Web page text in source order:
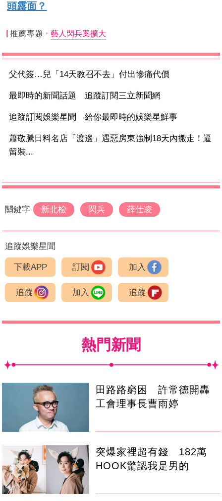
頭露面？
推薦專題 藝人閃兵案擴大
父代簽…兒「14天教召不去」付出慘痛代價
最即時的新聞話題 追蹤訂閱三立新聞網
追蹤訂閱娛樂星聞 給你最即時的娛樂星鮮事
蕭敬騰日料名店「渡邉」遇惡房東強制18天內搬走！逼
留裝...
關鍵字 新北檢 閃兵 薛仕凌
追蹤娛樂星聞
下載APP 訂閱 加入
追蹤 加入 追蹤
熱門新聞
田路路窮困 許常德開轟
工會理事長曹雨婷
突爆家裡超有錢 182萬
HOOK驚認我是男的